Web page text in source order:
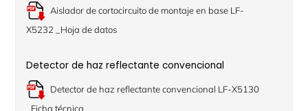
Aislador de cortocircuito de montaje en base LF-
X5232 _Hoja de datos
Detector de haz reflectante convencional
Detector de haz reflectante convencional LF-X5130
_Ficha técnica